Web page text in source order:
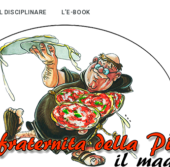
IL DISCIPLINARE L’E-BOOK